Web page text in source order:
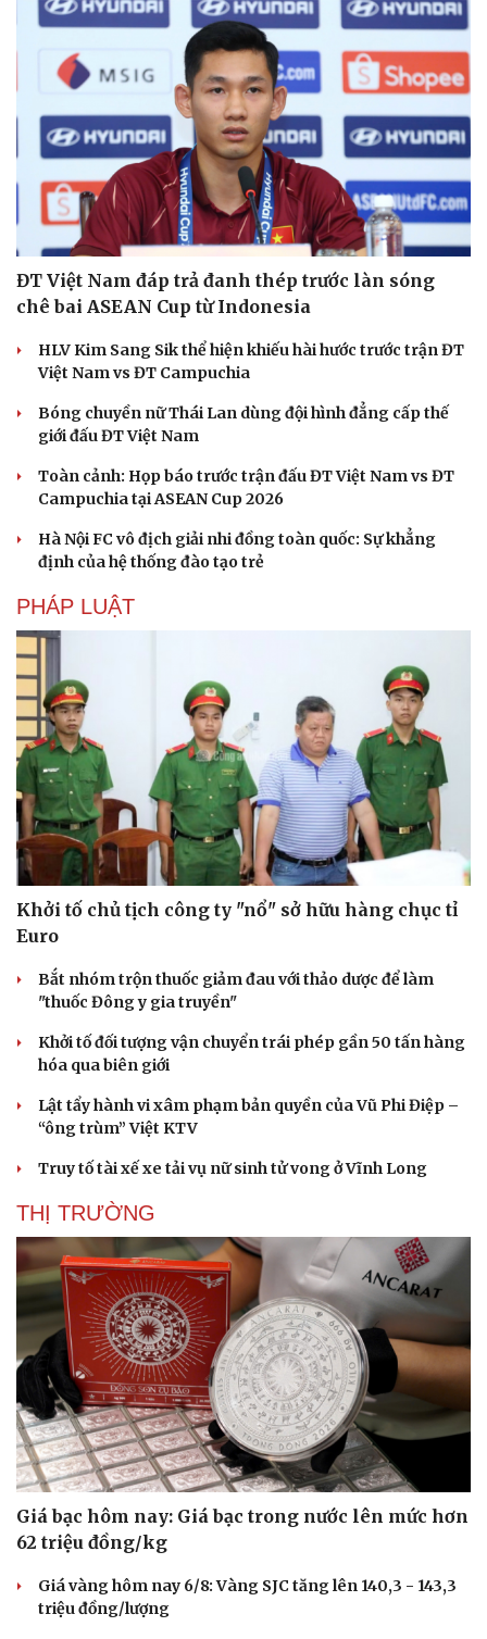
Sức khỏe
Dinh dưỡng - món ngon
Cây thuốc
Nhi khoa
Nam khoa
Phòng mạch online
Ăn sạch sống khỏe
Nhà đẹp
Blog
ĐT Việt Nam đáp trả đanh thép trước làn sóng
chê bai ASEAN Cup từ Indonesia
HLV Kim Sang Sik thể hiện khiếu hài hước trước trận ĐT
Việt Nam vs ĐT Campuchia
Bóng chuyền nữ Thái Lan dùng đội hình đẳng cấp thế
giới đấu ĐT Việt Nam
Toàn cảnh: Họp báo trước trận đấu ĐT Việt Nam vs ĐT
Campuchia tại ASEAN Cup 2026
Hà Nội FC vô địch giải nhi đồng toàn quốc: Sự khẳng
định của hệ thống đào tạo trẻ
PHÁP LUẬT
Khởi tố chủ tịch công ty "nổ" sở hữu hàng chục tỉ
Euro
Bắt nhóm trộn thuốc giảm đau với thảo dược để làm
"thuốc Đông y gia truyền"
Khởi tố đối tượng vận chuyển trái phép gần 50 tấn hàng
hóa qua biên giới
Lật tẩy hành vi xâm phạm bản quyền của Vũ Phi Điệp –
“ông trùm” Việt KTV
Truy tố tài xế xe tải vụ nữ sinh tử vong ở Vĩnh Long
THỊ TRƯỜNG
Giá bạc hôm nay: Giá bạc trong nước lên mức hơn
62 triệu đồng/kg
Giá vàng hôm nay 6/8: Vàng SJC tăng lên 140,3 - 143,3
triệu đồng/lượng